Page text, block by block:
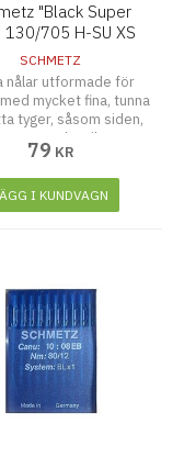
"Black Super
130/705 H-SU XS
60/9 5-pack
SCHMETZ
nålar utformade för
mycket fina, tunna
tyger, såsom siden,
organza och voile.
79 KR
I KUNDVAGN